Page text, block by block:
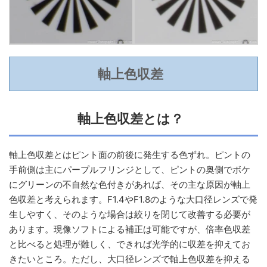
軸上色収差
軸上色収差とは？
軸上色収差とはピント面の前後に発生する色ずれ。ピントの
手前側は主にパープルフリンジとして、ピントの奥側でボケ
にグリーンの不自然な色付きがあれば、その主な原因が軸上
色収差と考えられます。F1.4やF1.8のような大口径レンズで発
生しやすく、そのような場合は絞りを閉じて改善する必要が
あります。現像ソフトによる補正は可能ですが、倍率色収差
と比べると処理が難しく、できれば光学的に収差を抑えてお
きたいところ。ただし、大口径レンズで軸上色収差を抑える